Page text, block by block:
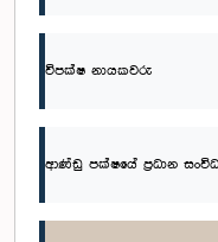
විපක්ෂ නායකවරු
ආණ්ඩු පක්ෂයේ ප්‍රධාන